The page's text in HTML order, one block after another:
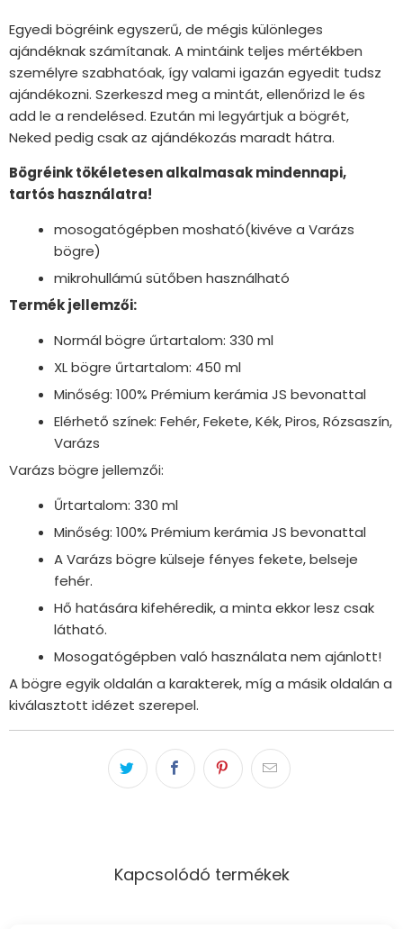
Egyedi bögréink egyszerű, de mégis különleges
ajándéknak számítanak. A mintáink teljes mértékben
személyre szabhatóak, így valami igazán egyedit tudsz
ajándékozni. Szerkeszd meg a mintát, ellenőrizd le és
add le a rendelésed. Ezután mi legyártjuk a bögrét,
Neked pedig csak az ajándékozás maradt hátra.
Bögréink tökéletesen alkalmasak mindennapi,
tartós használatra!
mosogatógépben mosható(kivéve a Varázs
bögre)
mikrohullámú sütőben használható
Termék jellemzői:
Normál bögre űrtartalom: 330 ml
XL bögre űrtartalom: 450 ml
Minőség: 100% Prémium kerámia JS bevonattal
Elérhető színek: Fehér, Fekete, Kék, Piros, Rózsaszín,
Varázs
Varázs bögre jellemzői:
Űrtartalom: 330 ml
Minőség: 100% Prémium kerámia JS bevonattal
A Varázs bögre külseje fényes fekete, belseje
fehér.
Hő hatására kifehéredik, a minta ekkor lesz csak
látható.
Mosogatógépben való használata nem ajánlott!
A bögre egyik oldalán a karakterek, míg a másik oldalán a
kiválasztott idézet szerepel.
Kapcsolódó termékek